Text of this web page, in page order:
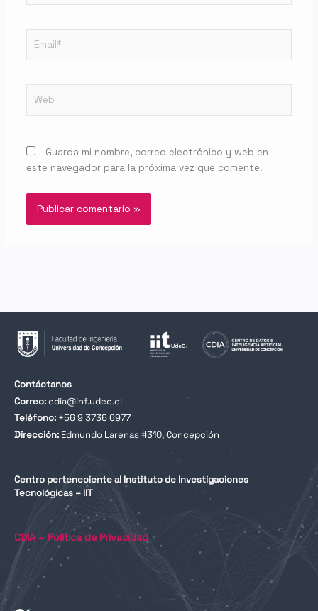
Guarda mi nombre, correo electrónico y web en
este navegador para la próxima vez que comente.
Contáctanos
Correo:cdia@inf.udec.cl
Teléfono: +56 9 3736 6977
Dirección: Edmundo Larenas #310, Concepción
Centro perteneciente al Instituto de Investigaciones
Tecnológicas – IIT
CDIA – Política de Privacidad